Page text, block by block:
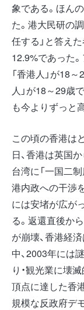
象である。ほん
た。港大民研の
任する」と答え
12.9%であった
「香港人」が18
人」が18～29歳
も今よりずっと
この頃の香港は
日、香港は英国
台湾に「一国二
港内政への干渉
には安堵が広が
る。返還直後か
が崩壊、香港経
中、2003年には
り・観光業に壊
頂点に達した香
規模な反政府デ